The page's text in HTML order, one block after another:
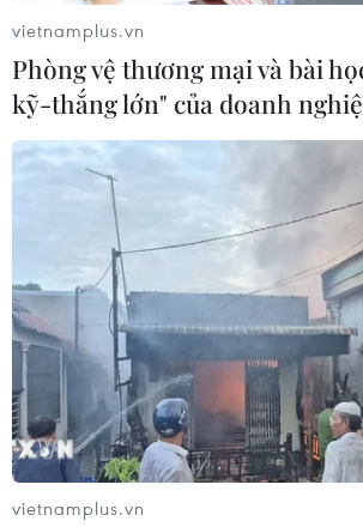
vietnamplus.vn
Phòng vệ thương mại và bài
kỹ-thắng lớn" của doanh
vietnamplus.vn